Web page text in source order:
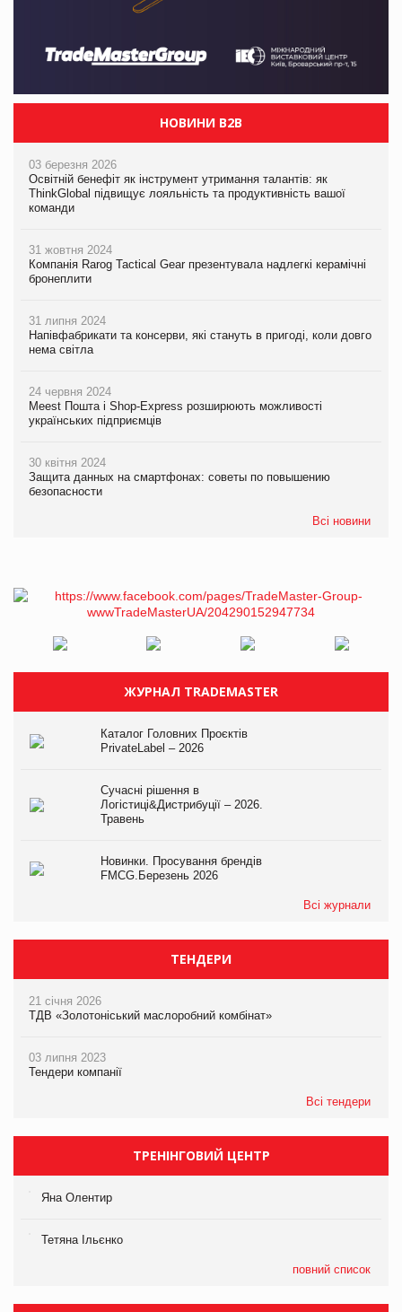
НОВИНИ B2B
03 березня 2026
Освітній бенефіт як інструмент утримання талантів: як
ThinkGlobal підвищує лояльність та продуктивність вашої
команди
31 жовтня 2024
Компанія Rarog Tactical Gear презентувала надлегкі керамічні
бронеплити
31 липня 2024
Напівфабрикати та консерви, які стануть в пригоді, коли довго
нема світла
24 червня 2024
Meest Пошта і Shop-Express розширюють можливості
українських підприємців
30 квітня 2024
Защита данных на смартфонах: советы по повышению
безопасности
Всі новини
ЖУРНАЛ TRADEMASTER
Каталог Головних Проєктів
PrivateLabel – 2026
Сучасні рішення в
Логістиці&Дистрибуції – 2026.
Травень
Новинки. Просування брендів
FMCG.Березень 2026
Всі журнали
ТЕНДЕРИ
21 січня 2026
ТДВ «Золотоніський маслоробний комбінат»
03 липня 2023
Тендери компанії
Всі тендери
ТРЕНІНГОВИЙ ЦЕНТР
Яна Олентир
Тетяна Ільєнко
повний список